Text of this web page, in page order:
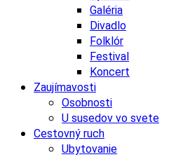
Galéria
Divadlo
Folklór
Festival
Koncert
Zaujímavosti
Osobnosti
U susedov vo svete
Cestovný ruch
Ubytovanie